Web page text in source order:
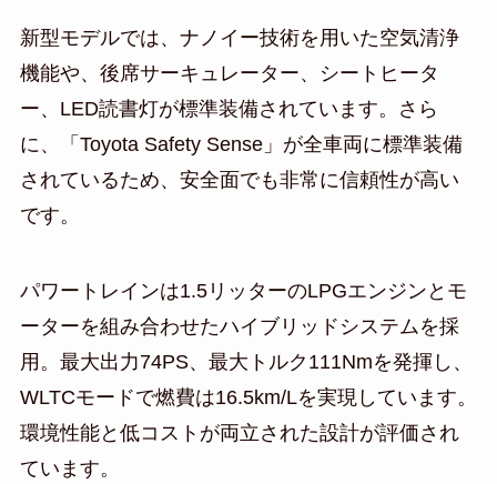
新型モデルでは、ナノイー技術を用いた空気清浄
機能や、後席サーキュレーター、シートヒータ
ー、LED読書灯が標準装備されています。さら
に、「Toyota Safety Sense」が全車両に標準装備
されているため、安全面でも非常に信頼性が高い
です。
パワートレインは1.5リッターのLPGエンジンとモ
ーターを組み合わせたハイブリッドシステムを採
用。最大出力74PS、最大トルク111Nmを発揮し、
WLTCモードで燃費は16.5km/Lを実現しています。
環境性能と低コストが両立された設計が評価され
ています。